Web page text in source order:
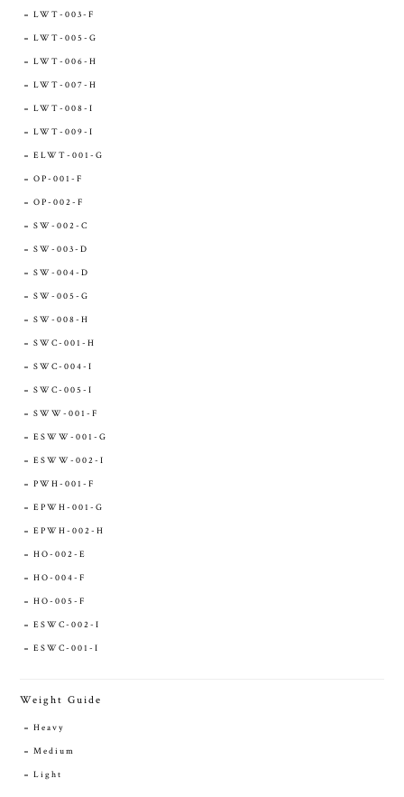
LWT-003-F
LWT-005-G
LWT-006-H
LWT-007-H
LWT-008-I
LWT-009-I
ELWT-001-G
OP-001-F
OP-002-F
SW-002-C
SW-003-D
SW-004-D
SW-005-G
SW-008-H
SWC-001-H
SWC-004-I
SWC-005-I
SWW-001-F
ESWW-001-G
ESWW-002-I
PWH-001-F
EPWH-001-G
EPWH-002-H
HO-002-E
HO-004-F
HO-005-F
ESWC-002-I
ESWC-001-I
Weight Guide
Heavy
Medium
Light